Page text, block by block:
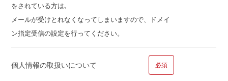
をされている方は､
メールが受けとれなくなってしまいますので、ドメイ
ン指定受信の設定を行ってください。
個人情報の取扱いについて 必須
その他